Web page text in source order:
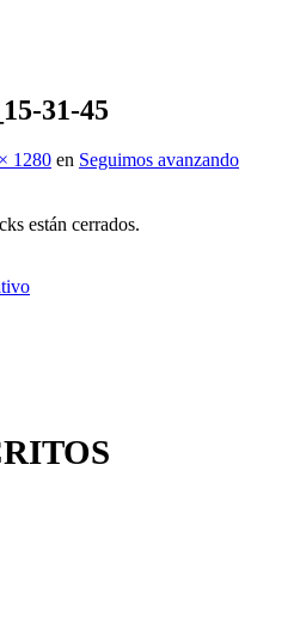
31-45
1280 en Seguimos avanzando
están cerrados.